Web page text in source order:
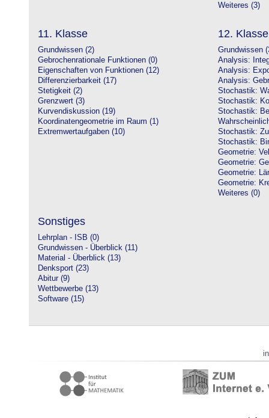
Weiteres (3)
11. Klasse
Grundwissen (2)
Gebrochenrationale Funktionen (0)
Eigenschaften von Funktionen (12)
Differenzierbarkeit (17)
Stetigkeit (2)
Grenzwert (3)
Kurvendiskussion (19)
Koordinatengeometrie im Raum (1)
Extremwertaufgaben (10)
12. Klasse
Grundwissen
Analysis:
Analysis:
Analysis:
Stochastik:
Stochastik:
Stochastik:
Stochastik:
Stochastik:
Geometrie:
Geometrie:
Geometrie:
Geometrie:
Weiteres (0)
Sonstiges
Lehrplan - ISB (0)
Grundwissen - Überblick (11)
Material - Überblick (13)
Denksport (23)
Abitur (9)
Wettbewerbe (13)
Software (15)